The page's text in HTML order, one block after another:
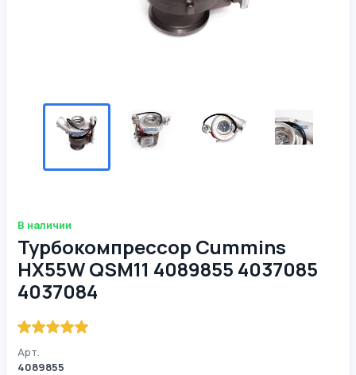
В наличии
Турбокомпрессор Cummins
HX55W QSM11 4089855 4037085
4037084
Арт.
4089855